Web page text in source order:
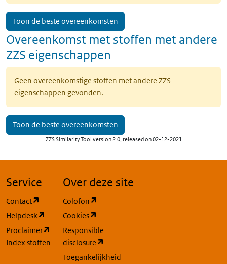
Toon de beste overeenkomsten
Overeenkomst met stoffen met andere
ZZS eigenschappen
Geen overeenkomstige stoffen met andere ZZS
eigenschappen gevonden.
Toon de beste overeenkomsten
ZZS Similarity Tool version 2.0, released on 02-12-2021
Service
Contact
(opent in een nieuw tabblad)
Helpdesk
(opent in een nieuw tabblad)
Proclaimer
(opent in een nieuw tabblad)
Index stoffen
Over deze site
Colofon
Cookies
Responsible
disclosure
Toegankelijkheid